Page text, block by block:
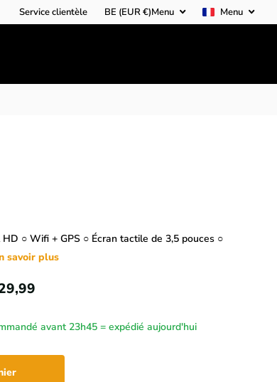
Service clientèle BE (EUR €)Menu Menu
○ Wifi + GPS ○ Écran tactile de 3,5 pouces ○
savoir plus
avant 23h45 = expédié aujourd'hui